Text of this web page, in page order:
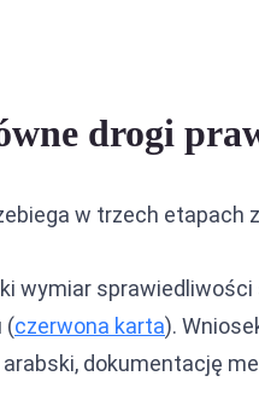
drogi
w trzech etapach
wymiar sprawiedliwości
(czerwona karta).
arabski, dokumentację